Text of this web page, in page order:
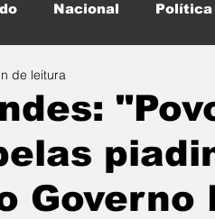
Nacional Política
Cidade
Governo
de leitura